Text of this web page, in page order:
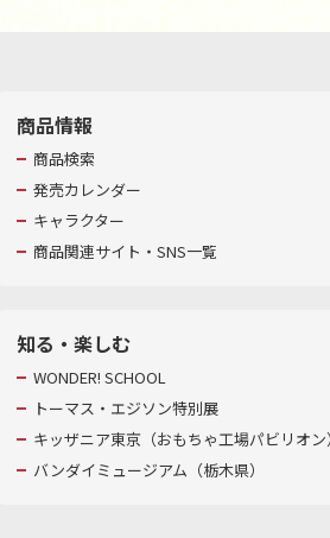
商品情報
商品検索
発売カレンダー
キャラクター
商品関連サイト・SNS一覧
知る・楽しむ
WONDER! SCHOOL
トーマス・エジソン特別展
キッザニア東京（おもちゃ工場パビリオ
バンダイミュージアム（栃木県）